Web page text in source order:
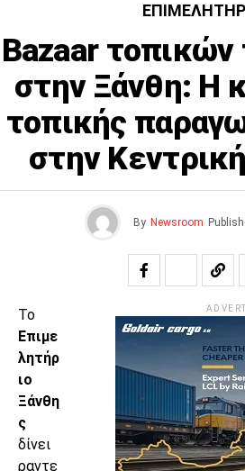
Bazaar
στην Ξάνθη: Η
τοπικής
στην
By Newsroom
Το
Επιμε
λητήρ
ιο
Ξάνθη
ς
δίνει
ραντε